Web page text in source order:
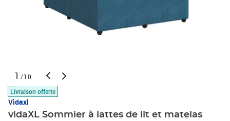
1 /10
Livraison offerte
Vidaxl
vidaXL Sommier à lattes de lit et matelas